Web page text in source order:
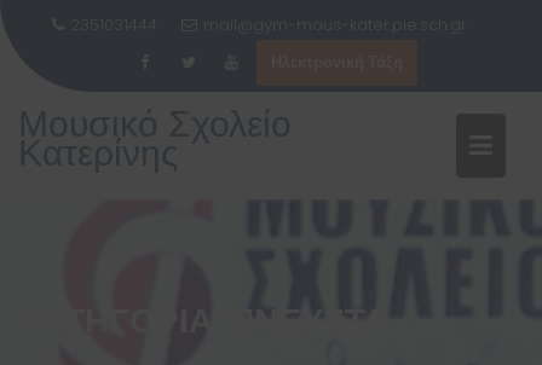
περιεχόμενο
2351031444
mail@gym-mous-kater.pie.sch.gr
Μουσικό Σχολείο
Κατερίνης
ΠΝΕΥΣΤΆ